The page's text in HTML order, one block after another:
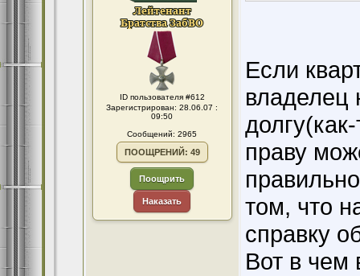
ID пользователя #612
Зарегистрирован: 28.06.07 :
09:50
Сообщений: 2965
ПООЩРЕНИЙ: 49
Поощрить
Наказать
Если
владелец
праву
том, что
справку
Вот в чем